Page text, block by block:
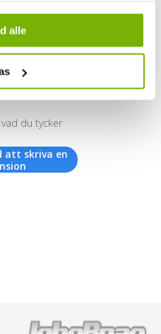
alle
stjärnor!
du tycker
att skriva en